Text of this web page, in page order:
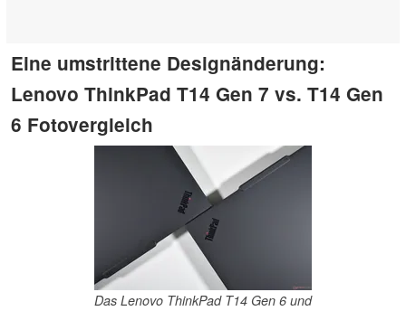
Eine umstrittene Designänderung:
Lenovo ThinkPad T14 Gen 7 vs. T14 Gen
6 Fotovergleich
Das Lenovo ThinkPad T14 Gen 6 und